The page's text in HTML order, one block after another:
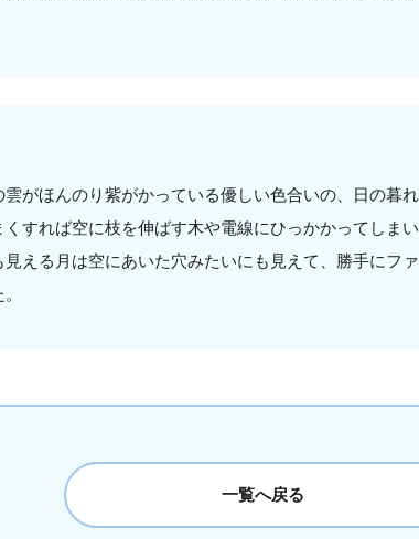
雲がほんのり紫がかっている優しい色合いの、日の暮
くすれば空に枝を伸ばす木や電線にひっかかってしま
える月は空にあいた穴みたいにも見えて、勝手にフ
一覧へ戻る